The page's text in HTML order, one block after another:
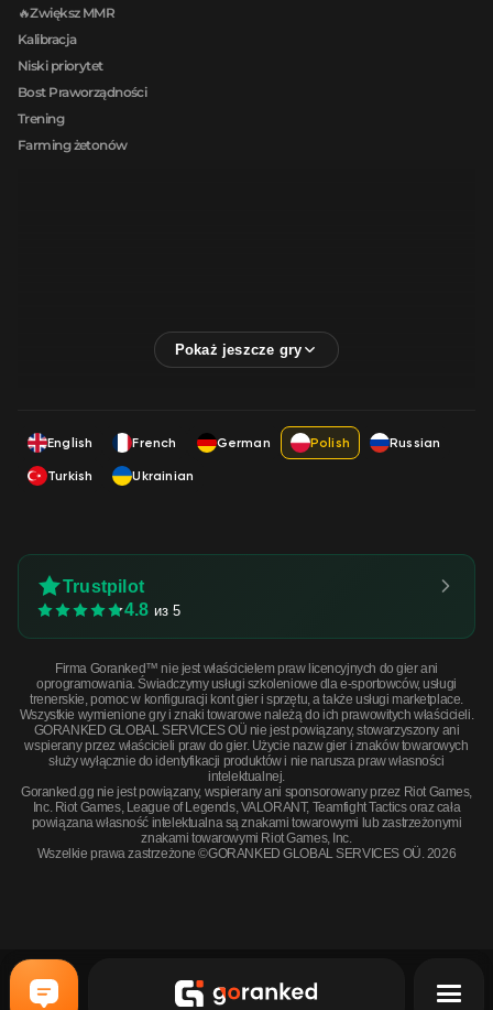
🔥Zwiększ MMR
Kalibracja
Niski priorytet
Bost Praworządności
Trening
Farming żetonów
English French German Polish
Russian
Turkish
Ukrainian
Trustpilot
4.8 из 5
Firma Goranked™ nie jest właścicielem praw licencyjnych do gier ani
oprogramowania. Świadczymy usługi szkoleniowe dla e-sportowców, usługi
trenerskie, pomoc w konfiguracji kont gier i sprzętu, a także usługi marketplace.
Wszystkie wymienione gry i znaki towarowe należą do ich prawowitych właścicieli.
GORANKED GLOBAL SERVICES OÜ nie jest powiązany, stowarzyszony ani
wspierany przez właścicieli praw do gier. Użycie nazw gier i znaków towarowych
służy wyłącznie do identyfikacji produktów i nie narusza praw własności
intelektualnej.
Goranked.gg nie jest powiązany, wspierany ani sponsorowany przez Riot Games,
Inc. Riot Games, League of Legends, VALORANT, Teamfight Tactics oraz cała
powiązana własność intelektualna są znakami towarowymi lub zastrzeżonymi
znakami towarowymi Riot Games, Inc.
Wszelkie prawa zastrzeżone ©GORANKED GLOBAL SERVICES OÜ. 2026